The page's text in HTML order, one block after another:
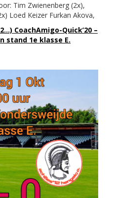
Tim Zwienenberg (2x),
Loed Keizer Furkan Akova,
CoachAmigo-Quick’20 –
stand 1e klasse E.